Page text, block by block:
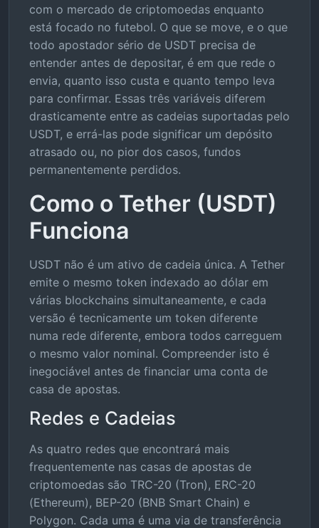
com o mercado de criptomoedas enquanto
está focado no futebol. O que se move, e o que
todo apostador sério de USDT precisa de
entender antes de depositar, é em que rede o
envia, quanto isso custa e quanto tempo leva
para confirmar. Essas três variáveis diferem
drasticamente entre as cadeias suportadas pelo
USDT, e errá-las pode significar um depósito
atrasado ou, no pior dos casos, fundos
permanentemente perdidos.
Como o Tether (USDT)
Funciona
USDT não é um ativo de cadeia única. A Tether
emite o mesmo token indexado ao dólar em
várias blockchains simultaneamente, e cada
versão é tecnicamente um token diferente
numa rede diferente, embora todos carreguem
o mesmo valor nominal. Compreender isto é
inegociável antes de financiar uma conta de
casa de apostas.
Redes e Cadeias
As quatro redes que encontrará mais
frequentemente nas casas de apostas de
criptomoedas são TRC-20 (Tron), ERC-20
(Ethereum), BEP-20 (BNB Smart Chain) e
Polygon. Cada uma é uma via de transferência